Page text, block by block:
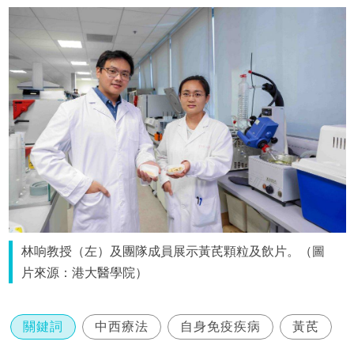
林响教授（左）及團隊成員展示黃芪顆粒及飲片。（圖
片來源：港大醫學院）
關鍵詞 中西療法 自身免疫疾病 黃芪